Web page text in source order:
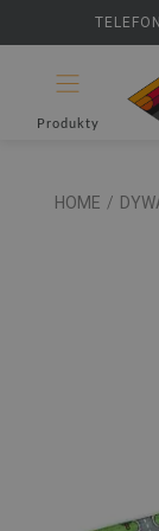
Produkty
HOME /